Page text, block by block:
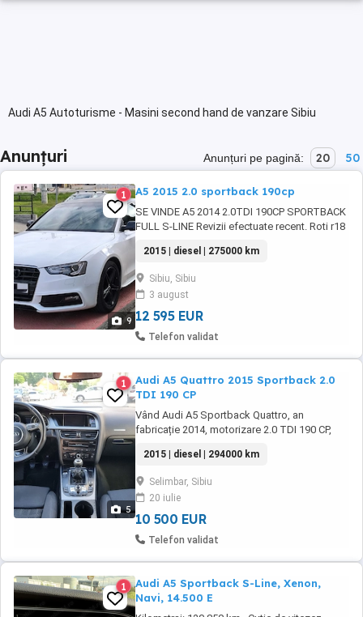
Audi A5 Autoturisme - Masini second hand de vanzare Sibiu
Anunțuri Anunțuri pe pagină: 20 50
9
1 A5 2015 2.0 sportback 190cp
SE VINDE A5 2014 2.0TDI 190CP SPORTBACK
FULL S-LINE Revizii efectuate recent. Roti r18
Ruleaza impecabil. 13900neg
2015 | diesel | 275000 km
Sibiu, Sibiu
3 august
12 595 EUR
Telefon validat
5
1
Audi A5 Quattro 2015 Sportback 2.0
TDI 190 CP
Vând Audi A5 Sportback Quattro, an
fabricație 2014, motorizare 2.0 TDI 190 CP,
la zi. An fabricație: 2014 Motor: 2.0 TDI Putere:
190 CP Tracțiune: Quattro Cutie manuală 6
trepte Kilometraj: 294.000 km in creștere
Combustibil: Motorină Culoare: Negru Jante ...
2015 | diesel | 294000 km
Selimbar, Sibiu
20 iulie
10 500 EUR
Telefon validat
1
Audi A5 Sportback S-Line, Xenon,
Navi, 14.500 E